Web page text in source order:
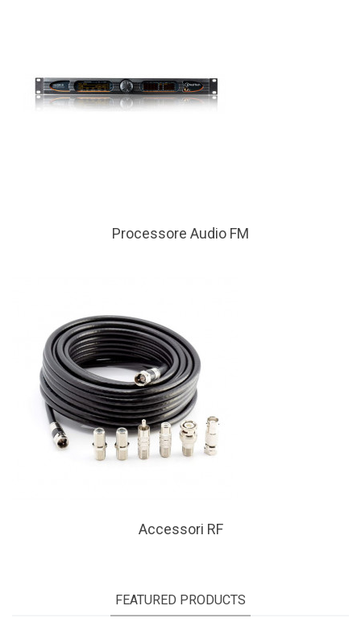
Processore Audio FM
Accessori RF
FEATURED PRODUCTS